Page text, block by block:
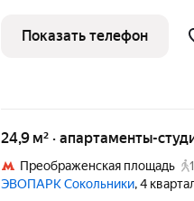
отделки, со свободной
воплотить дизайн -
Показать телефон
24,9 м² · апартаменты-
Преображенская площадь
ЭВОПАРК Сокольники, 4